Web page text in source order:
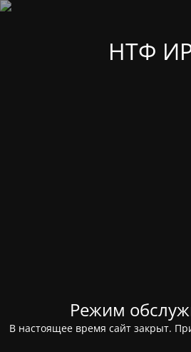
НТФ
Режим
В настоящее время сайт закрыт.